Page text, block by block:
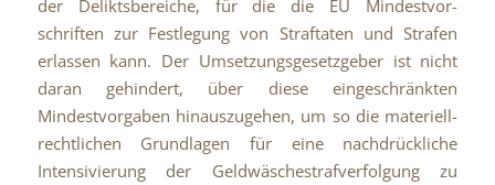
der Deliktsbereiche, für die die EU Mindestvor-
schriften zur Festlegung von Straftaten und Strafen
erlassen kann. Der Umsetzungsgesetzgeber ist nicht
daran gehindert, über diese eingeschränkten
Mindestvorgaben hinauszugehen, um so die materiell-
rechtlichen Grundlagen für eine nachdrückliche
Intensivierung der Geldwäschestrafverfolgung zu